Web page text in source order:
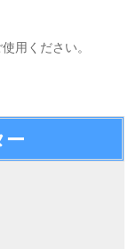
用ください。
ー